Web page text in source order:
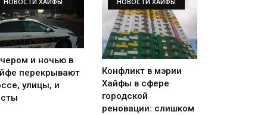
и ночью в
перекрывают
улицы, и
Конфликт в мэрии
Хайфы в сфере
городской
реновации: слишком